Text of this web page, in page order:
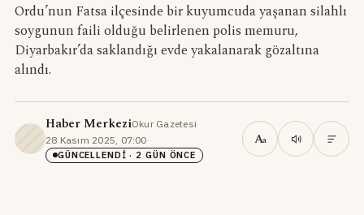
Ordu’nun Fatsa ilçesinde bir kuyumcuda yaşanan silahlı
soygunun faili olduğu belirlenen polis memuru,
Diyarbakır’da saklandığı evde yakalanarak gözaltına
alındı.
Haber MerkeziOkur Gazetesi·
28 Kasım 2025, 07:00·
GÜNCELLENDI · 2 GÜN ÖNCE
Aa